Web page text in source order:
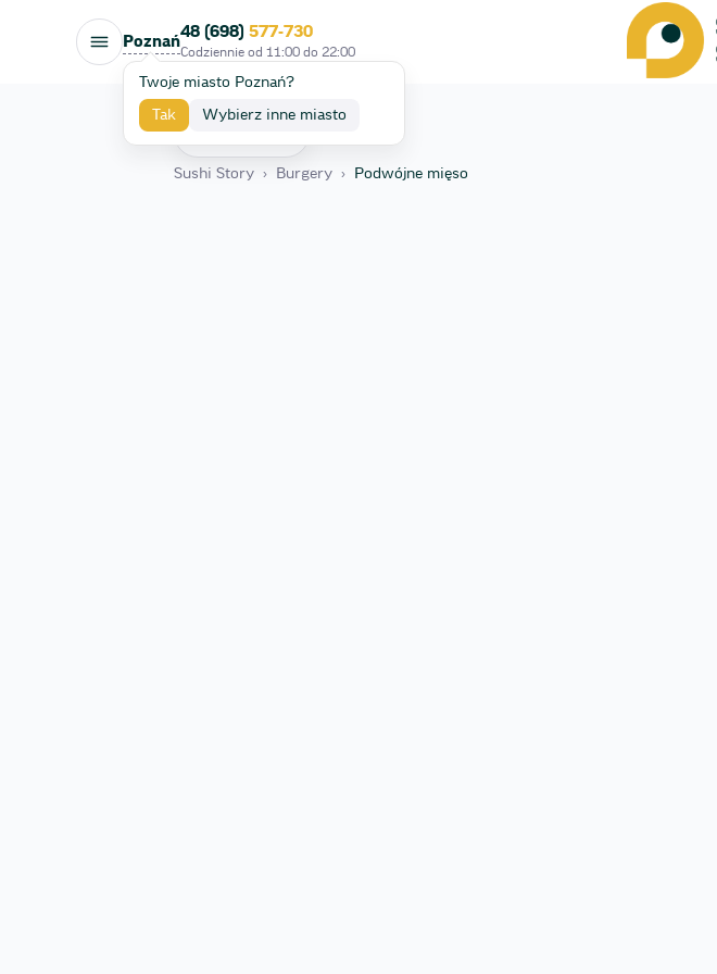
Poznań
Twoje miasto Poznań?
Tak Wybierz inne miasto
48 (698) 577-730
Codziennie od 11:00 do 22:00
Sushi Story › Burgery › Podwójne mięso